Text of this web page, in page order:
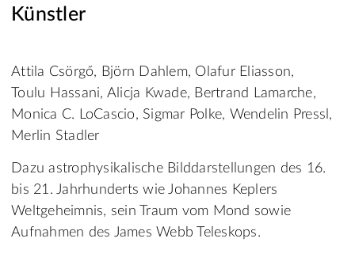
Künstler
Attila Csörgő, Björn Dahlem, Olafur Eliasson,
Toulu Hassani, Alicja Kwade, Bertrand Lamarche,
Monica C. LoCascio, Sigmar Polke, Wendelin Pressl,
Merlin Stadler
Dazu astrophysikalische Bilddarstellungen des 16.
bis 21. Jahrhunderts wie Johannes Keplers
Weltgeheimnis, sein Traum vom Mond sowie
Aufnahmen des James Webb Teleskops.